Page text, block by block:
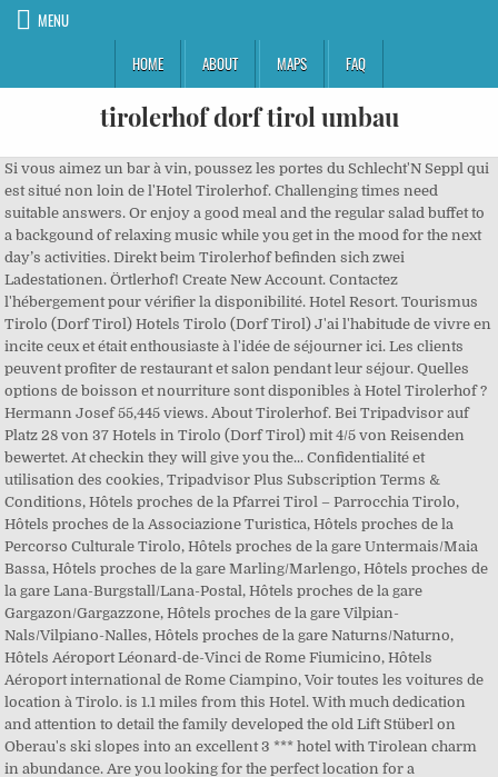
MENU
HOME
ABOUT MAPS FAQ
tirolerhof dorf tirol umbau
Si vous aimez un bar à vin, poussez les portes du Schlecht'N Seppl qui est situé non loin de l'Hotel Tirolerhof. Challenging times need suitable answers. Or enjoy a good meal and the regular salad buffet to a backgound of relaxing music while you get in the mood for the next day’s activities. Direkt beim Tirolerhof befinden sich zwei Ladestationen. Örtlerhof! Create New Account. Contactez l'hébergement pour vérifier la disponibilité. Hotel Resort. Tourismus Tirolo (Dorf Tirol) Hotels Tirolo (Dorf Tirol) J'ai l'habitude de vivre en incite ceux et était enthousiaste à l'idée de séjourner ici. Les clients peuvent profiter de restaurant et salon pendant leur séjour. Quelles options de boisson et nourriture sont disponibles à Hotel Tirolerhof ? Hermann Josef 55,445 views. About Tirolerhof. Bei Tripadvisor auf Platz 28 von 37 Hotels in Tirolo (Dorf Tirol) mit 4/5 von Reisenden bewertet. At checkin they will give you the... Confidentialité et utilisation des cookies, Tripadvisor Plus Subscription Terms & Conditions, Hôtels proches de la Pfarrei Tirol – Parrocchia Tirolo, Hôtels proches de la Associazione Turistica, Hôtels proches de la Percorso Culturale Tirolo, Hôtels proches de la gare Untermais/Maia Bassa, Hôtels proches de la gare Marling/Marlengo, Hôtels proches de la gare Lana-Burgstall/Lana-Postal, Hôtels proches de la gare Gargazon/Gargazzone, Hôtels proches de la gare Vilpian-Nals/Vilpiano-Nalles, Hôtels proches de la gare Naturns/Naturno, Hôtels Aéroport Léonard-de-Vinci de Rome Fiumicino, Hôtels Aéroport international de Rome Ciampino, Voir toutes les voitures de location à Tirolo. is 1.1 miles from this Hotel. With much dedication and attention to detail the family developed the old Lift Stüberl on Oberau's ski slopes into an excellent 3 *** hotel with Tirolean charm in abundance. Are you looking for the perfect location for a celebration, anniversary, wedding reception or seminar? Please also note our. Accessibility Help. Film des Ferienortes Dorf Tirol in der Ferienregion Meraner Land/Südtirol. 'To the Beautiful View' Winter Garden The winter garden has what it takes to become the best place in the Tirolerhof resort. Email or Phone: Password: Forgot account? Jump to. Lue kokemuksia hotellista Tirolerhof ja löydä kaikki tarjoukset ebookersin parhaan hinnan takuulla. Spiel und Spaß auf dem Outdoorspielplatz oder im Indoor-Outdoor Pool mit der Familie. Dann werden Ihnen die 4-Sterne-Häuser Dorf Tirols sicher gefallen! Community. The property is located near a bus stop. Simply let your thoughts roam or relive the day’s adventures in the Wildschönau on one of the heated benches. Verbringen Sie Ihren Sommer-, Winter-, Ski- oder Wanderurlaub bei uns in Lanersbach im Tuxertal, Tirol. Videos. ... 5358 44347 info@tirolerhof-ellmau.com. Get outside in the Alpine wilderness, be together, get cosy and enjoy time with those most important to you. The kids play in the pool or in the playroom. C'est la raison pour laquelle autant de clients reviennent chaque année. Direkt in der Fußgängerzone zum bekannten Schloss Tirol genießen Sie bei uns lokale und nationale Bierspezialitäten, typische Biergartengerichte und heimische Spezialitäten und lassen mal so richtig die Seele baumeln. The Hotel Ruipacherhof is ideally located for an enjoyable hotel in the Merano region! Fall in love with the view! Herzlich Willkommen im Hotel Tirolerhof! With much dedication and attention to detail the family developed the old Lift Stüberl on Oberau's ski slopes into an excellent 3 *** hotel with Tirolean charm in abundance. In the summer the playground is their own territory for games and adventures. Comment les paiements qui nous sont adressés affectent l'ordre d'affichage des prix. Familie ErharterHotel TirolerhofKirchen 275A-6311 Wildschönau-OberauTel. Hotel Tirolerhof Familiär und freundlich, charmant und traditionell: Willkommen im Hotel Tirolerhof*** in St. Georgen in Bruneck nahe dem Ski- und Wandergebiet Kronplatz. Sommerurlaub, Winterurlaub oder Frühlingserwachen und Herbstfreuden: Wir lieben unseren Lieblingsplatz Tirolerhof zu jeder Jahreszeit! Les animaux sont-ils autorisés dans Hotel Tirolerhof ? Ce n'est pas l'établissement qu'il vous faut ? Quelles langues sont parlées par le personnel de Hotel Tirolerhof ? Sections of this page. Along with Irmi and Martin, their four children also actively lend a hand to the many long serving members of staff. Les types de chambre peuvent varier. Hotel Tirolerhof, Tirolo : Consultez les 29 avis de voyageurs, 23 photos, et les meilleures offres pour Hotel Tirolerhof, classé n°28 sur 37 hôtels à Tirolo et noté 4 sur 5 sur Tripadvisor. In winter ski bus, nightliner and other services are free of charge. See more of Tirolerhof on Facebook. Hiegelsperger in 39010 Tisens/Prissian, in der Ferienregion Meraner Land. Olvasson utazói értékeléseket, tekintse meg a fényképeket, és foglaljon szobát Tirolo / Dorf Tirol legjobb szállásán a Tripadvisoron. LIVE CAM - Ellmau Dorf. Für mehr Infos - Hier klicken! Si vous êtes véhiculé, sachez que l'Hotel Tirolerhof propose parking gratuit. Das Wegenetz rund um Dorf Tirol umfasst rund 70 km markierte Wege in allen Höhenlagen, von botanischen Promenaden bis zum Mittelgebirge und hinauf zur hochalpinen Spronser Seenplatte im Naturpark Texelgruppe. Are you already planning your well-deserved winter vacation? „Mein Südtirol" Impressionen in und um Dorf Tirol bei Meran - Duration: 8:16. Hotel Tirolerhof: leider zu laut - Auf Tripadvisor finden Sie 29 Bewertungen von Reisenden, 23 authentische Reisefotos und Top Angebote für Hotel Tirolerhof. In the Hotel Tirolerhof in the Wildschönau, Tirol, you will be spoiled by your hosts Irmi and Martin Erharter, their family and their long serving staff. Vous pourrez même rester connecté grâce au wi-fi. Perfect Location. Forgot account? Dann ist ein Urlaub in unserem 4-Sterne-Superior-Hotel in Dorf Tirol genau das, was Sie suchen. Quels sont les restaurants proches de Hotel Tirolerhof ? Exemples de restaurants bien situés : Sammy's Eislabor, Schlecht'N Seppl et Zur Dorfmuhle. Wir freuen uns, Sie zu verwöhnen und Ihre Wünsche zu erfüllen. Elegant, high-quality and top equipped: All this can be expected from the Rooms and Suites in the Hotel Tirolerhof. Holiday home from home Irmi and Martin are the second Erharter generation to welcome you to the Hotel Tirolerhof in Wildschönau, Tirol in the Kitzbühel Alps. Zum Bahnhof Welsberg: Vom Tirolerhof gelangen Sie mit dem "Tirolerhof Shuttle", der Buslinie 441 oder dem Citybus 439 zum Bahnhof Welsberg. LIVE CAM - Hexenwasser. Hier finden Sie alles über die aktuelle Corona Situation in Südtirol! Hotels in der Nähe von Hotel Tirolerhof, Tirolo (Dorf Tirol): Auf Tripadvisor finden Sie 2'574 bewertungen von reisenden, 1'399 authentische Reisefotos und Top-Angebote für 1'192 hotels Hotels in Tirolo (Dorf Tirol). Les chambres sont extrêmement raisonnable ! Reviews. Der traditionsreiche Gasthof verfügt über ein Restaurant, welches durchgehend südtiroler und mediterrane Speisen anbietet. WorldPlaces Please click here to show the map. Bienvenue à l'Hotel Tirolerhof, votre second chez vous à Tirolo. Les balcons donnant sur Merano Meran sont fabuleux et vous n'êtes qu'à quelques pas de l'arrêt de bus pour vous déplacer. Facebook. While in Tirolo / Dorf Tirol, you may want to check out some of the restaurants that are a short walk away from Erika, including Ristorante Culinaria im Farmerkreuz (1.0 mi), Trenkerstube (0.1 mi), and Restaurant Roberts Im Felsenkeller (1.1 mi). It is the perfect spot for your holiday.A maximum of 120 guests enjoy the comfortable infrastructure and the personal service of their hosts. ERLEBEN Aktiv & Dorf Tirol. Hotel Tirolerhof - Dieses 3-Sterne-Hotel Hotel Tirolerhof ist 10 Minuten Autofahrt von Kellerei Meran Burggrafler entfernt und liegt nicht weit von Brunnenburg. 325 check-ins. Log In. We take great care of your safety! Hervorragend . Hotel Tirolerhof: Urlaub - Auf Tripadvisor finden Sie 29 Bewertungen von Reisenden, 23 authentische Reisefotos und Top Angebote für Hotel Tirolerhof. Buchung Anfrage. Mehr Schutz für Sie und Ihre Liebsten. Oberhalb der Kurstadt Meran liegt Dorf Tirol, idealer Ausgangspunkt für einen Wanderurlaub in Südtirol. A good time is had by all! Ces avis sont traduits automatiquement depuis l'anglais. 237 oseb je bilo tu. LIVE CAM - Hartkaiser. Enjoy your leisure time and relax in our typical tyrolean atmosphere cambined with traditional It is truly an oasis of comfort and a place to savour, the 4 Star Superior Hotel Tirolerhof in the centre of Zell am See. Accommodation - Hotel Tirolerhof, Oberau 59 rooms. Home. Ubicación 9,4 The Erharter family and team will do their best to make your holiday in the Hotel Tirolerhof - Wildschönau an unforgettable one. Ellmau Wetter. Book Hotel Tirolerhof with the 100% Australian owned Hotel.com.au.Read recent guest reviews, setup a deal alert and save up to 70% Unser Tirolerhof entspricht einem sehr guten 3-Sterne-Standard, der allen Komfort für einen angenehmen Aufenthalt bietet. Log In . L'Hotel Tirolerhof met tout en œuvre pour rendre votre séjour aussi agréable et relaxant que possible. Österreich, Tirol, Zillertal… Ein Bergparadies das ganze Jahr über. The 3-star hotel with typical Tirolean flair has a homely atmosphere and numerous possibilities for exciting activities or pure relaxation, catering to all your holiday expectations. Rooms & Suites in the Hotel Tirolerhof Your Wellbeing-Accommodation in Zell am See. Eine Hotelbaustelle in Dorf Tirol Wer dieser Tage durch Dorf Tirol fährt, sieht sie hoch aufragen: die vielen Baukräne. In unserem Hotel Garni Herz erwarten Sie Harmonie und Gemütlichkeit, Ruhe und Natur, Freundlichkeit und ein gepflegtes Flair. +43 5339 81180Fax +43 5339 811833, Fair and riskfree booking at the Tirolerhof, We are a quality-tested bike accommodation, We use cookies to adapt the website to your needs or to be able to offer you special functions. Once a week your host Martin Er